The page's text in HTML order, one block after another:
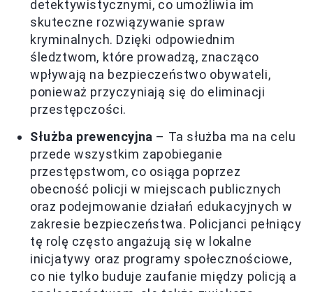
detektywistycznymi, co umożliwia im
skuteczne rozwiązywanie spraw
kryminalnych. Dzięki odpowiednim
śledztwom, które prowadzą, znacząco
wpływają na bezpieczeństwo obywateli,
ponieważ przyczyniają się do eliminacji
przestępczości.
Służba prewencyjna – Ta służba ma na celu
przede wszystkim zapobieganie
przestępstwom, co osiąga poprzez
obecność policji w miejscach publicznych
oraz podejmowanie działań edukacyjnych w
zakresie bezpieczeństwa. Policjanci pełniący
tę rolę często angażują się w lokalne
inicjatywy oraz programy społecznościowe,
co nie tylko buduje zaufanie między policją a